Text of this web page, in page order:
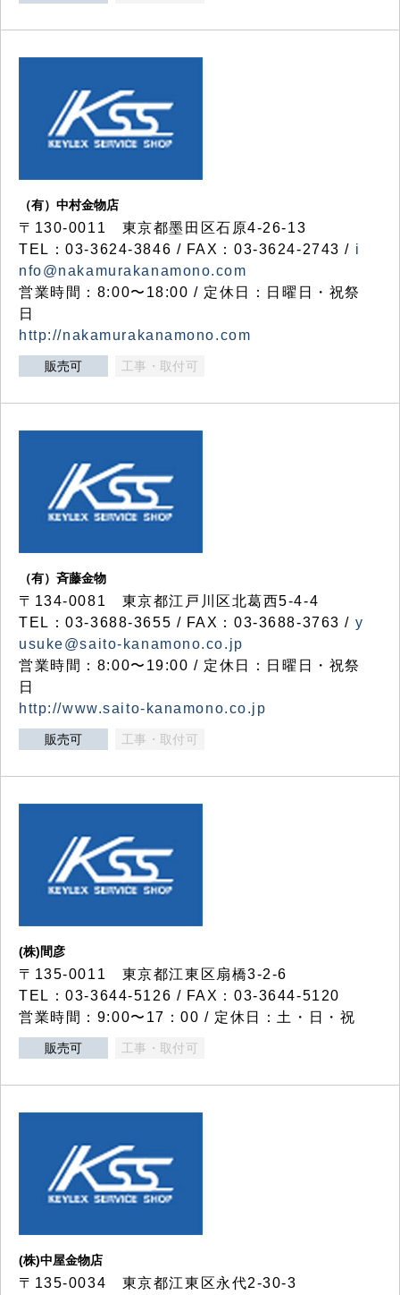
（有）中村金物店
〒130-0011 東京都墨田区石原4-26-13
TEL：03-3624-3846 / FAX：03-3624-2743 / i
nfo@nakamurakanamono.com
営業時間：8:00〜18:00 / 定休日：日曜日・祝祭
日
http://nakamurakanamono.com
販売可 工事・取付可
（有）斉藤金物
〒134-0081 東京都江戸川区北葛西5-4-4
TEL：03-3688-3655 / FAX：03-3688-3763 / y
usuke@saito-kanamono.co.jp
営業時間：8:00〜19:00 / 定休日：日曜日・祝祭
日
http://www.saito-kanamono.co.jp
販売可 工事・取付可
(株)間彦
〒135-0011 東京都江東区扇橋3-2-6
TEL：03-3644-5126 / FAX：03-3644-5120
営業時間：9:00〜17：00 / 定休日：土・日・祝
販売可 工事・取付可
(株)中屋金物店
〒135-0034 東京都江東区永代2-30-3